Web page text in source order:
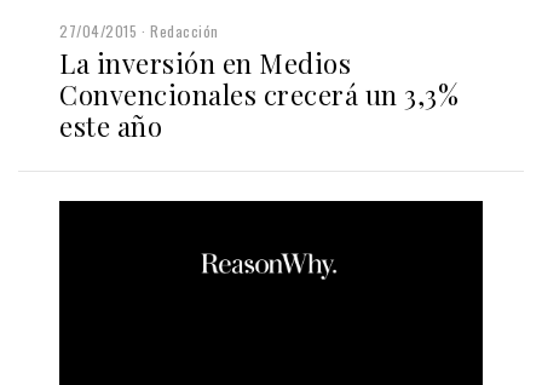
27/04/2015 Redacción
La inversión en Medios
Convencionales crecerá un 3,3%
este año